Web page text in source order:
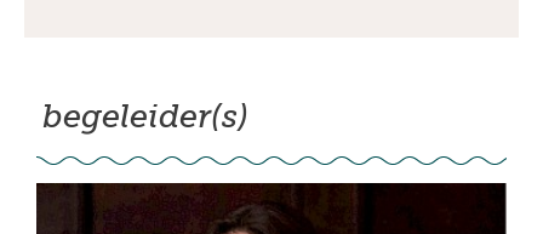
begeleider(s)